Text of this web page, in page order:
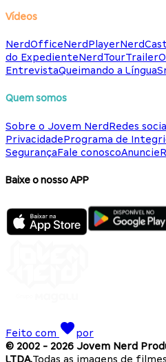
Vídeos
NerdOfficeNerdPlayer
do ExpedienteNerdTour
EntrevistaQueimando a Língua
Quem somos
Sobre o Jovem NerdRedes
PrivacidadePrograma de
SegurançaFale conoscoAnuncie
Baixe o nosso APP
Feito com
por
© 2002 - 2026 Jovem Nerd
LTDA.Todas as imagens de